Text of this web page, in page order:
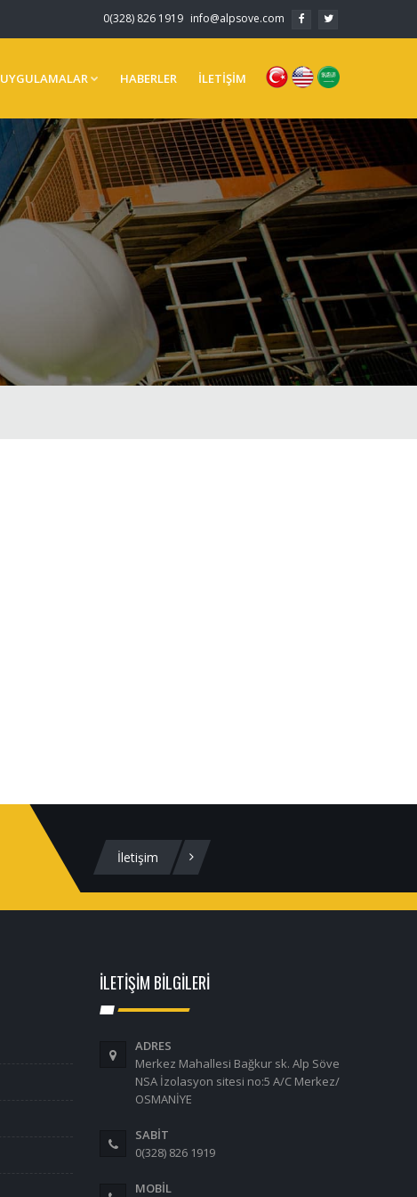
0(328) 826 1919 info@alpsove.com
UYGULAMALAR HABERLER İLETİŞİM
İletişim
İLETİŞİM BİLGİLERİ
ADRES
Merkez Mahallesi Bağkur sk. Alp Söve
NSA İzolasyon sitesi no:5 A/C Merkez/
OSMANİYE
SABİT
0(328) 826 1919
MOBİL